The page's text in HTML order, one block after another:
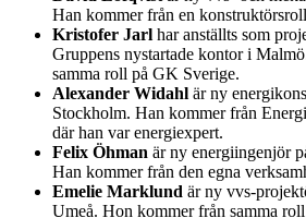
Han kommer från en
Kristofer Jarl har anställts som
Gruppens nystartade kontor i
samma roll på GK Sverige.
Alexander Widahl är ny
Stockholm. Han kommer från
där han var energiexpert.
Felix Öhman är ny energiingenjör
Han kommer från den egna
Emelie Marklund är ny vvs-
Umeå. Hon kommer från samma